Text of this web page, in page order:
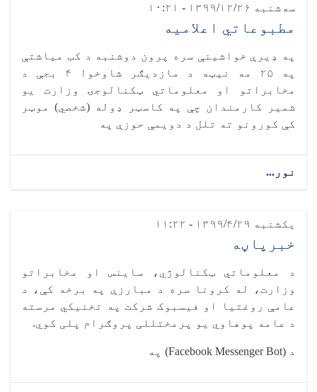
سه‌شنبه ۱۳۹۹/۱۲/۲۶ - ۱۰:۲۱
مطبوعاتي اعلامیه
په ډیرې خواشینې سره پرون دوشنبه د کب میاشتې
په ۲۵ مه نیټه د مازدیګر شاوخوا ۴ بجې د
مخابراتو او معلوماتي ټکنالوجۍ وزارت یو
شمیر کارمندان چې په کاسټر ډوله (شخصي) موټر
کې کورونو ته تلل د دویمې حوزې په
نور...
یکشنبه ۱۳۹۹/۴/۲۹ - ۱۱:۲۲
خبرپاڼه
د معلوماتي ټکنالوژي، ساینس او مخابراتو
وزارت، له کرونا سره د مبارزې په برخه کې، د
عامې روغتیا او فیسبوک شرکت په تخنیکي مرسته
د عامه پوهاوي یو پرمختللی پروګرام پلی کوي.
د (Facebook Messenger Bot) په